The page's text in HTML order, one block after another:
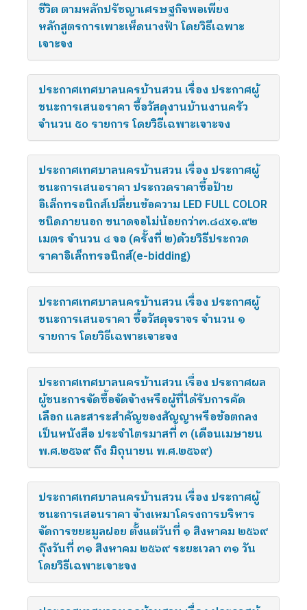
ชีวิต ตามหลักปรัชญาเศรษฐกิจพอเพียง
หลักสูตรการเพาะเห็ดนางฟ้า โดยวิธีเฉพาะ
เจาะจง
ประกาศเทศบาลนครบ้านสวน เรื่อง ประกาศผู้
ชนะการเสนอราคา ซื้อวัสดุงานบ้านงานครัว
จำนวน ๕๐ รายการ โดยวิธีเฉพาะเจาะจง
ประกาศเทศบาลนครบ้านสวน เรื่อง ประกาศผู้
ชนะการเสนอราคา ประกวดราคาซื้อป้าย
อิเล็กทรอนิกส์เปลี่ยนข้อความ LED FULL COLOR
ชนิดภายนอก ขนาดจอไม่น้อยกว่า๓.๘๔x๑.๙๒
เมตร จำนวน ๔ จอ (ครั้งที่ ๒)ด้วยวิธีประกวด
ราคาอิเล็กทรอนิกส์(e-bidding)
ประกาศเทศบาลนครบ้านสวน เรื่อง ประกาศผู้
ชนะการเสนอราคา ซื้อวัสดุจราจร จำนวน ๑
รายการ โดยวิธีเฉพาะเจาะจง
ประกาศเทศบาลนครบ้านสวน เรื่อง ประกาศผล
ผู้ชนะการจัดซื้อจัดจ้างหรือผู้ที่ได้รับการคัด
เลือก และสาระสำคัญของสัญญาหรือข้อตกลง
เป็นหนังสือ ประจำไตรมาสที่ ๓ (เดือนเมษายน
พ.ศ.๒๕๖๙ ถึง มิถุนายน พ.ศ.๒๕๖๙)
ประกาศเทศบาลนครบ้านสวน เรื่อง ประกาศผู้
ชนะการเสอนราคา จ้างเหมาโครงการบริหาร
จัดการขยะมูลฝอย ตั้งแต่วันที่ ๑ สิงหาคม ๒๕๖๙
ถุึงวันที่ ๓๑ สิงหาคม ๒๕๖๙ ระยะเวลา ๓๑ วัน
โดยวิธีเฉพาะเจาะจง